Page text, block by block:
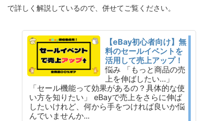
で詳しく解説しているので、併せてご覧ください。
【eBay初心者向け】無
料のセールイベントを
活用して売上アップ！
悩み 「もっと商品の売
上を伸ばしたい…」
「セール機能って効果があるの？具体的な使
い方を知りたい」 eBayで売上をさらに伸ば
したいけれど、何から手をつければ良いか悩
んでいませんか...